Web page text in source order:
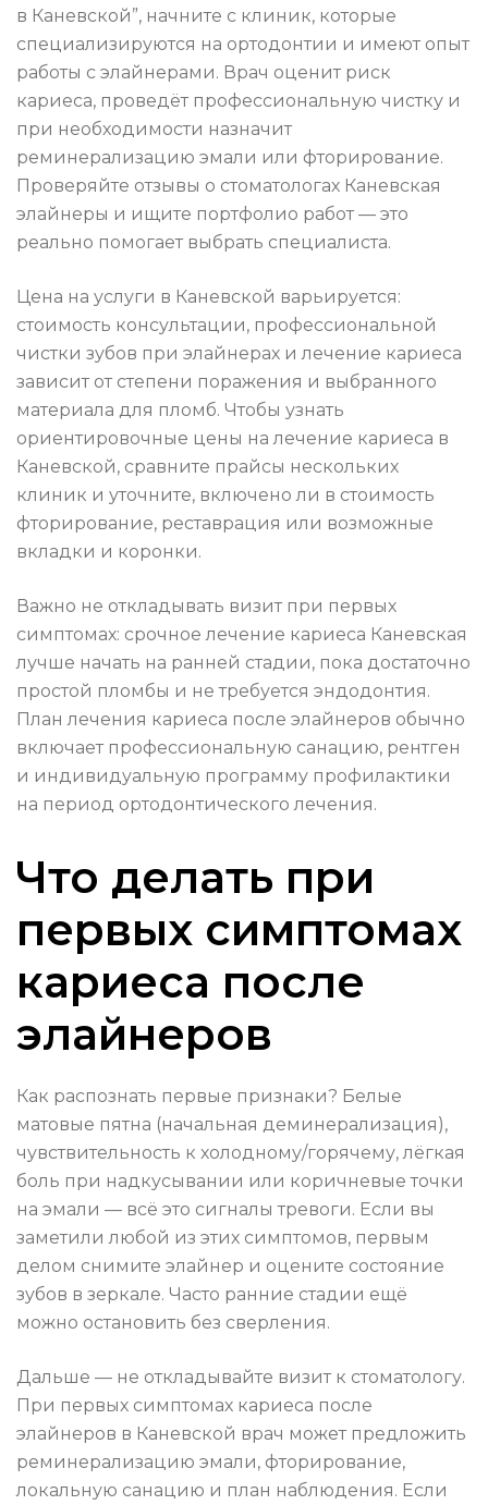
в Каневской”, начните с клиник, которые
специализируются на ортодонтии и имеют опыт
работы с элайнерами. Врач оценит риск
кариеса, проведёт профессиональную чистку и
при необходимости назначит
реминерализацию эмали или фторирование.
Проверяйте отзывы о стоматологах Каневская
элайнеры и ищите портфолио работ — это
реально помогает выбрать специалиста.
Цена на услуги в Каневской варьируется:
стоимость консультации, профессиональной
чистки зубов при элайнерах и лечение кариеса
зависит от степени поражения и выбранного
материала для пломб. Чтобы узнать
ориентировочные цены на лечение кариеса в
Каневской, сравните прайсы нескольких
клиник и уточните, включено ли в стоимость
фторирование, реставрация или возможные
вкладки и коронки.
Важно не откладывать визит при первых
симптомах: срочное лечение кариеса Каневская
лучше начать на ранней стадии, пока достаточно
простой пломбы и не требуется эндодонтия.
План лечения кариеса после элайнеров обычно
включает профессиональную санацию, рентген
и индивидуальную программу профилактики
на период ортодонтического лечения.
Что делать при
первых симптомах
кариеса после
элайнеров
Как распознать первые признаки? Белые
матовые пятна (начальная деминерализация),
чувствительность к холодному/горячему, лёгкая
боль при надкусывании или коричневые точки
на эмали — всё это сигналы тревоги. Если вы
заметили любой из этих симптомов, первым
делом снимите элайнер и оцените состояние
зубов в зеркале. Часто ранние стадии ещё
можно остановить без сверления.
Дальше — не откладывайте визит к стоматологу.
При первых симптомах кариеса после
элайнеров в Каневской врач может предложить
реминерализацию эмали, фторирование,
локальную санацию и план наблюдения. Если